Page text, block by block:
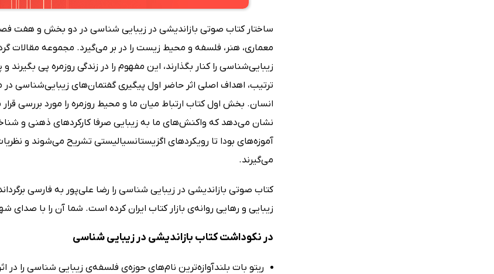
ساختار کتاب صوتی بازاندیشی در زیبایی شناسی در دو بخش و هفت
معماری، هنر، فلسفه و محیط زیست را در بر می‌گیرد. مجموعه مقالات
زیبایی‌شناسی را کنار بگذارند، این مفهوم را در زندگی روزمره پی
ترتیب، اهداف اصلی اثر حاضر اول پیگیری گفتمان‌های زیبایی‌شناسی
انسان. بخش اول کتاب ارتباط میان ما و محیط روزمره را مورد بررسی
نشان می‌دهد که واکنش‌های ما به زیبایی صرفا کارکردهای ذهنی و
آموزه‌های بودا تا رویکردهای اگزیستانسیالیستی تشریح می‌شوند و
می‌گیرند.
کتاب صوتی بازاندیشی در زیبایی شناسی را رضا علی‌پور به فارسی
زیبایی و رهایی روانه‌ی بازار کتاب ایران کرده است. شما آن را با صدای
در نکوداشت کتاب بازاندیشی در زیبایی شناسی
ریتو بات بلندآوازه‌ترین نام‌های حوزه‌ی فلسفه‌ی زیبایی شناسی را